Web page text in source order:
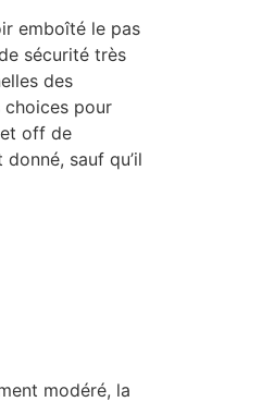
emboîté le pas
sécurité très
des
pour
off de
sauf qu’il
modéré, la